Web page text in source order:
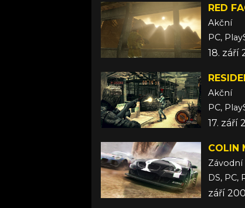
RED
Akční
PC,
18.
Akční
PC,
17. září
COLIN
Závodní
DS, PC,
září